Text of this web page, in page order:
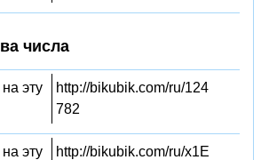
числа
эту
http://bikubik.com/ru/124
782
эту
http://bikubik.com/ru/x1E